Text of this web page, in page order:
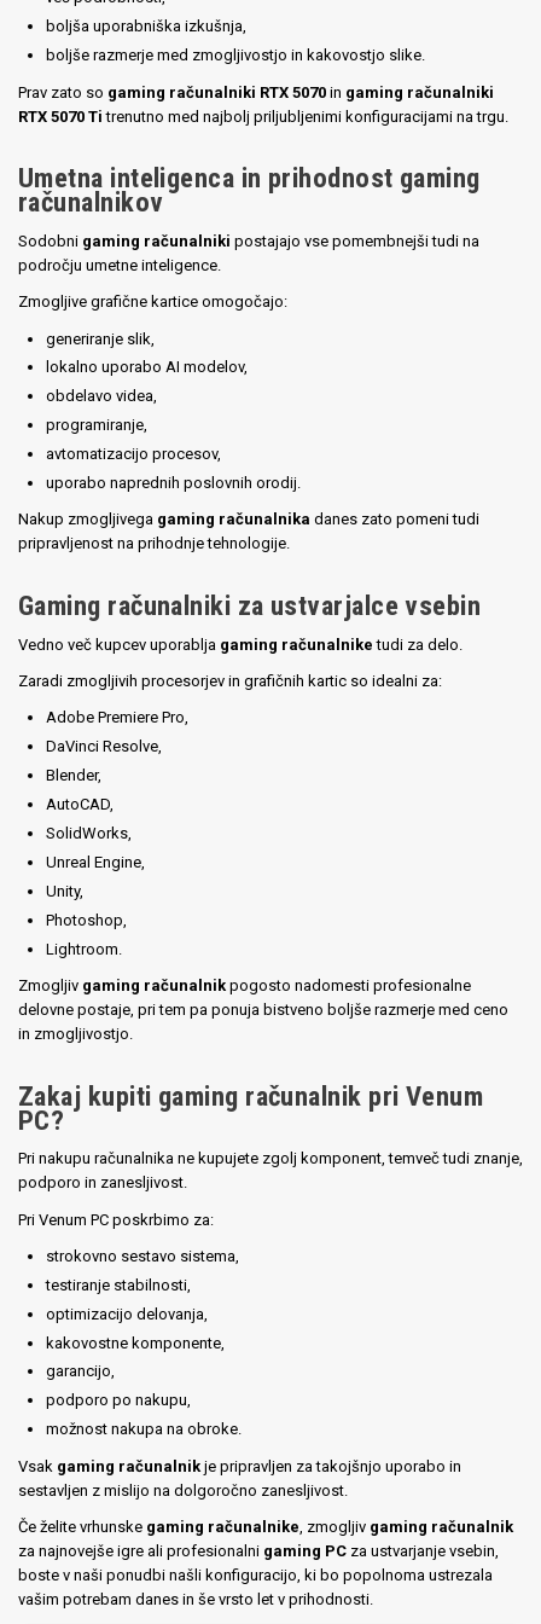
boljša uporabniška izkušnja,
boljše razmerje med zmogljivostjo in kakovostjo slike.
Prav zato so gaming računalniki RTX 5070 in gaming računalniki
RTX 5070 Ti trenutno med najbolj priljubljenimi konfiguracijami na trgu.
Umetna inteligenca in prihodnost gaming
računalnikov
Sodobni gaming računalniki postajajo vse pomembnejši tudi na
področju umetne inteligence.
Zmogljive grafične kartice omogočajo:
generiranje slik,
lokalno uporabo AI modelov,
obdelavo videa,
programiranje,
avtomatizacijo procesov,
uporabo naprednih poslovnih orodij.
Nakup zmogljivega gaming računalnika danes zato pomeni tudi
pripravljenost na prihodnje tehnologije.
Gaming računalniki za ustvarjalce vsebin
Vedno več kupcev uporablja gaming računalnike tudi za delo.
Zaradi zmogljivih procesorjev in grafičnih kartic so idealni za:
Adobe Premiere Pro,
DaVinci Resolve,
Blender,
AutoCAD,
SolidWorks,
Unreal Engine,
Unity,
Photoshop,
Lightroom.
Zmogljiv gaming računalnik pogosto nadomesti profesionalne
delovne postaje, pri tem pa ponuja bistveno boljše razmerje med ceno
in zmogljivostjo.
Zakaj kupiti gaming računalnik pri Venum
PC?
Pri nakupu računalnika ne kupujete zgolj komponent, temveč tudi znanje,
podporo in zanesljivost.
Pri Venum PC poskrbimo za:
strokovno sestavo sistema,
testiranje stabilnosti,
optimizacijo delovanja,
kakovostne komponente,
garancijo,
podporo po nakupu,
možnost nakupa na obroke.
Vsak gaming računalnik je pripravljen za takojšnjo uporabo in
sestavljen z mislijo na dolgoročno zanesljivost.
Če želite vrhunske gaming računalnike, zmogljiv gaming računalnik
za najnovejše igre ali profesionalni gaming PC za ustvarjanje vsebin,
boste v naši ponudbi našli konfiguracijo, ki bo popolnoma ustrezala
vašim potrebam danes in še vrsto let v prihodnosti.